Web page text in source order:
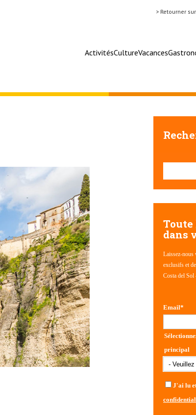
> Retourner
ActivitésCultureVacances
Il s'agit
Toute
dans
Laissez-nous
exclusifs et
Costa del Sol
Email*
principal
J'ai lu